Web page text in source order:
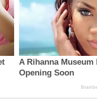
A Rihanna
Opening Soon